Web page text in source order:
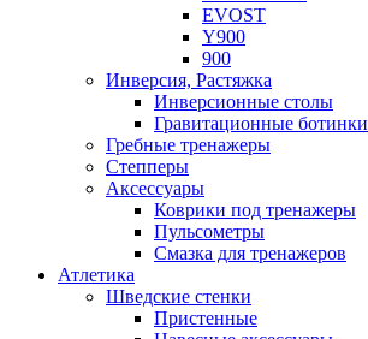
EVOST
Y900
900
Инверсия, Растяжка
Инверсионные столы
Гравитационные ботинки
Гребные тренажеры
Степперы
Аксессуары
Коврики под тренажеры
Пульсометры
Смазка для тренажеров
Атлетика
Шведские стенки
Пристенные